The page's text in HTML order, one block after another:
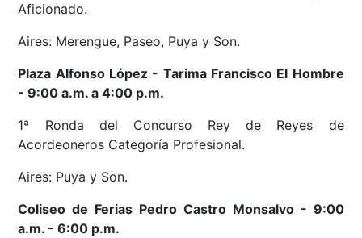
Aficionado.
Aires: Merengue, Paseo, Puya y Son.
Plaza Alfonso López - Tarima Francisco El Hombre
- 9:00 a.m. a 4:00 p.m.
1ª Ronda del Concurso Rey de Reyes de
Acordeoneros Categoría Profesional.
Aires: Puya y Son.
Coliseo de Ferias Pedro Castro Monsalvo - 9:00
a.m. - 6:00 p.m.